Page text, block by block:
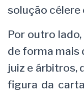
solução célere
Por outro
de forma mais
juiz e árbitros,
figura da